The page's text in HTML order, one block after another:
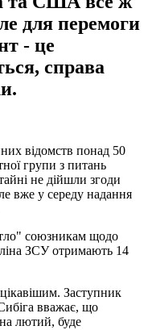
для перемоги
- це
справа
відомств понад 50
групи з питань
не дійшли згоди
вже у середу надання
союзникам щодо
ЗСУ отримають 14
Заступник
вважає, що
лютий, буде